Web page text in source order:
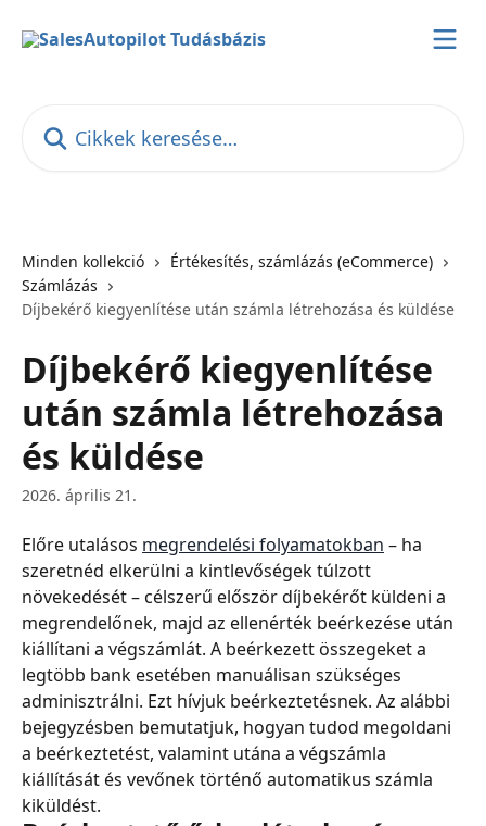
Minden kollekció
Értékesítés, számlázás (eCommerce)
Számlázás
Díjbekérő kiegyenlítése után számla létrehozása és küldése
Díjbekérő kiegyenlítése
után számla létrehozása
és küldése
2026. április 21.
Előre utalásos megrendelési folyamatokban – ha
szeretnéd elkerülni a kintlevőségek túlzott
növekedését – célszerű először díjbekérőt küldeni a
megrendelőnek, majd az ellenérték beérkezése után
kiállítani a végszámlát. A beérkezett összegeket a
legtöbb bank esetében manuálisan szükséges
adminisztrálni. Ezt hívjuk beérkeztetésnek. Az alábbi
bejegyzésben bemutatjuk, hogyan tudod megoldani
a beérkeztetést, valamint utána a végszámla
kiállítását és vevőnek történő automatikus számla
kiküldést.